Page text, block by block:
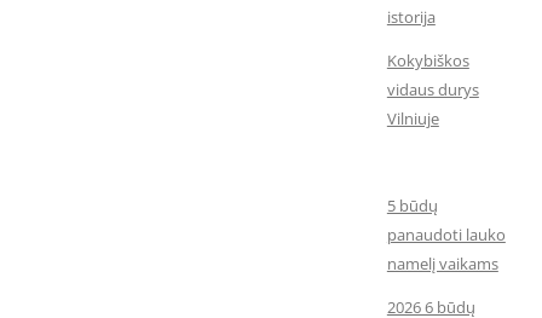
istorija
Kokybiškos
vidaus durys
Vilniuje
5 būdų
panaudoti lauko
namelį vaikams
2026 6 būdų